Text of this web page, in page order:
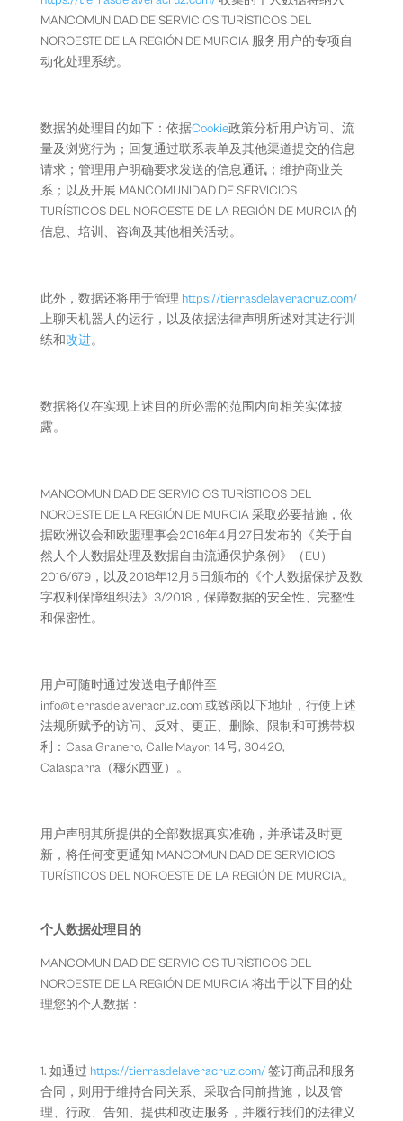
MANCOMUNIDAD DE SERVICIOS TURÍSTICOS DEL
NOROESTE DE LA REGIÓN DE MURCIA 服务用户的专项自
动化处理系统。
数据的处理目的如下：依据Cookie政策分析用户访问、流
量及浏览行为；回复通过联系表单及其他渠道提交的信息
请求；管理用户明确要求发送的信息通讯；维护商业关
系；以及开展 MANCOMUNIDAD DE SERVICIOS
TURÍSTICOS DEL NOROESTE DE LA REGIÓN DE MURCIA 的
信息、培训、咨询及其他相关活动。
此外，数据还将用于管理 https://tierrasdelaveracruz.com/
上聊天机器人的运行，以及依据法律声明所述对其进行训
练和改进。
数据将仅在实现上述目的所必需的范围内向相关实体披
露。
MANCOMUNIDAD DE SERVICIOS TURÍSTICOS DEL
NOROESTE DE LA REGIÓN DE MURCIA 采取必要措施，依
据欧洲议会和欧盟理事会2016年4月27日发布的《关于自
然人个人数据处理及数据自由流通保护条例》（EU）
2016/679，以及2018年12月5日颁布的《个人数据保护及数
字权利保障组织法》3/2018，保障数据的安全性、完整性
和保密性。
用户可随时通过发送电子邮件至
info@tierrasdelaveracruz.com 或致函以下地址，行使上述
法规所赋予的访问、反对、更正、删除、限制和可携带权
利：Casa Granero, Calle Mayor, 14号, 30420,
Calasparra（穆尔西亚）。
用户声明其所提供的全部数据真实准确，并承诺及时更
新，将任何变更通知 MANCOMUNIDAD DE SERVICIOS
TURÍSTICOS DEL NOROESTE DE LA REGIÓN DE MURCIA。
个人数据处理目的
MANCOMUNIDAD DE SERVICIOS TURÍSTICOS DEL
NOROESTE DE LA REGIÓN DE MURCIA 将出于以下目的处
理您的个人数据：
1. 如通过 https://tierrasdelaveracruz.com/签订商品和服务
合同，则用于维持合同关系、采取合同前措施，以及管
理、行政、告知、提供和改进服务，并履行我们的法律义